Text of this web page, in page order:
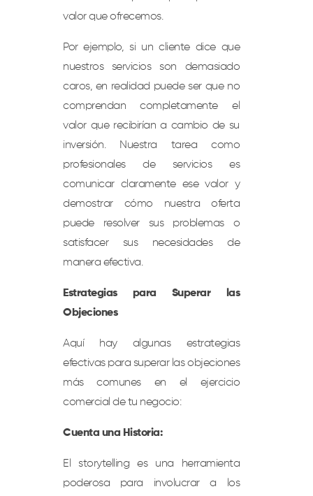
valor que ofrecemos.
Por ejemplo, si un cliente dice que
nuestros servicios son demasiado
caros, en realidad puede ser que no
comprendan completamente el
valor que recibirían a cambio de su
inversión. Nuestra tarea como
profesionales de servicios es
comunicar claramente ese valor y
demostrar cómo nuestra oferta
puede resolver sus problemas o
satisfacer sus necesidades de
manera efectiva.
Estrategias para Superar las
Objeciones
Aquí hay algunas estrategias
efectivas para superar las objeciones
más comunes en el ejercicio
comercial de tu negocio:
Cuenta una Historia:
El storytelling es una herramienta
poderosa para involucrar a los